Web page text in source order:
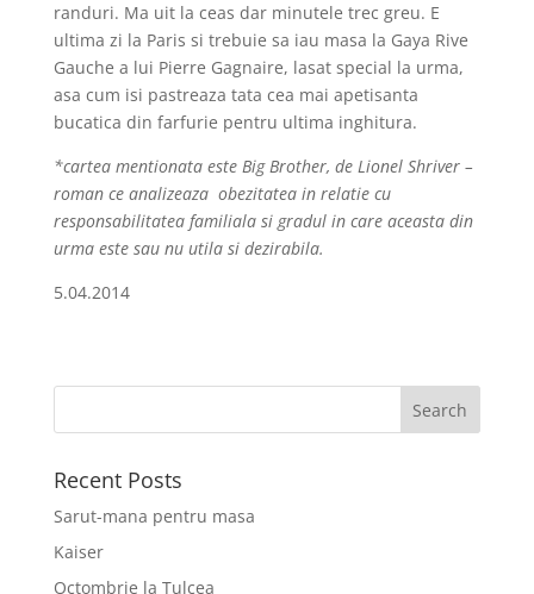
randuri. Ma uit la ceas dar minutele trec greu. E
ultima zi la Paris si trebuie sa iau masa la Gaya Rive
Gauche a lui Pierre Gagnaire, lasat special la urma,
asa cum isi pastreaza tata cea mai apetisanta
bucatica din farfurie pentru ultima inghitura.
*cartea mentionata este Big Brother, de Lionel Shriver –
roman ce analizeaza obezitatea in relatie cu
responsabilitatea familiala si gradul in care aceasta din
urma este sau nu utila si dezirabila.
5.04.2014
Recent Posts
Sarut-mana pentru masa
Kaiser
Octombrie la Tulcea